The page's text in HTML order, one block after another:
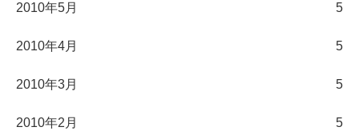
2010年5月 5
2010年4月 5
2010年3月 5
2010年2月 5